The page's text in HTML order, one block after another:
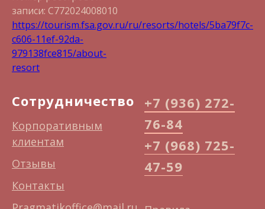
записи: С772024008010
https://tourism.fsa.gov.ru/ru/resorts/hotels/5ba79f7c-
c606-11ef-92da-
979138fce815/about-
resort
Сотрудничество
Корпоративным
клиентам
Отзывы
Контакты
+7 (936) 272-
76-84
+7 (968) 725-
47-59